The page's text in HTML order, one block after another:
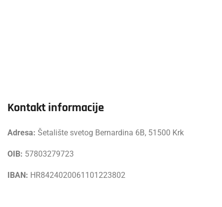
Kontakt informacije
Adresa: Šetalište svetog Bernardina 6B, 51500 Krk
OIB: 57803279723
IBAN: HR8424020061101223802